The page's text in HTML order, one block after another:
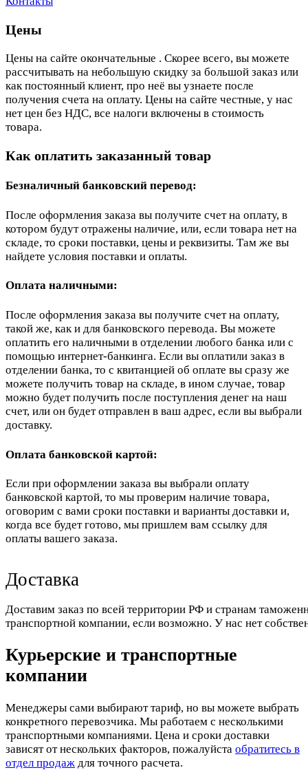
Цены
Цены на сайте окончательные . Скорее всего, вы можете
рассчитывать на небольшую скидку за большой заказ или
как постоянный клиент, про неё вы узнаете после
получения счета на оплату. Цены на сайте честные, у нас
нет цен без НДС, все налоги включены в стоимость
товара.
Как оплатить заказанный товар
Безналичный банковский перевод:
После оформления заказа вы получите счет на оплату, в
котором будут отражены наличие, или, если товара нет на
складе, то сроки поставки, цены и реквизиты. Там же вы
найдете условия поставки и оплаты.
Оплата наличными:
После оформления заказа вы получите счет на оплату,
такой же, как и для банковского перевода. Вы можете
оплатить его наличными в отделении любого банка или с
помощью интернет-банкинга. Если вы оплатили заказ в
отделении банка, то с квитанцией об оплате вы сразу же
можете получить товар на складе, в ином случае, товар
можно будет получить после поступления денег на наш
счет, или он будет отправлен в ваш адрес, если вы выбрали
доставку.
Оплата банковской картой:
Если при оформлении заказа вы выбрали оплату
банковской картой, то мы проверим наличие товара,
оговорим с вами сроки поставки и варианты доставки и,
когда все будет готово, мы пришлем вам ссылку для
оплаты вашего заказа.
Доставка
Доставим заказ по всей территории РФ и странам
транспортной компании, если возможно. У нас нет
Курьерские и транспортные
компании
Менеджеры сами выбирают тариф, но вы можете выбрать
конкретного перевозчика. Мы работаем с несколькими
транспортными компаниями. Цена и сроки доставки
зависят от нескольких факторов, пожалуйста обратитесь в
отдел продаж для точного расчета.